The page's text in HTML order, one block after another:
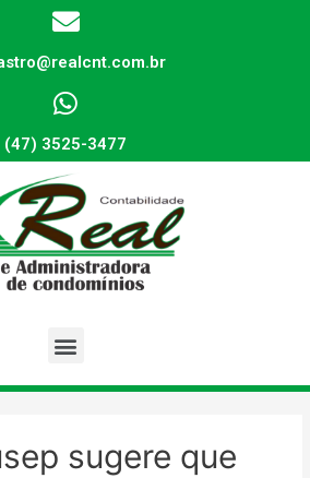
(47) 3525-3477
sugere que